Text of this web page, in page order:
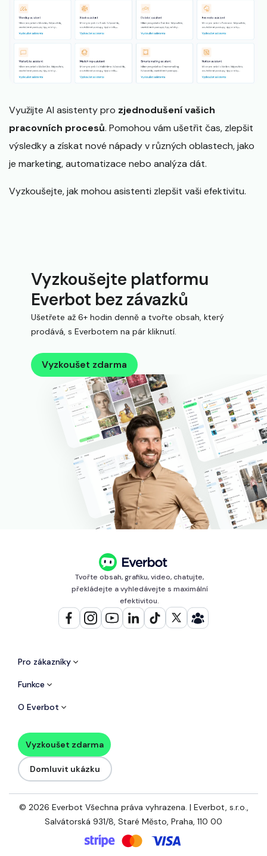
Využijte AI asistenty pro zjednodušení vašich
pracovních procesů. Pomohou vám ušetřit čas, zlepšit
výsledky a získat nové nápady v různých oblastech, jako
je marketing, automatizace nebo analýza dát.
Vyzkoušejte, jak mohou asistenti zlepšit vaši efektivitu.
Vyzkoušejte platformu
Everbot bez závazků
Ušetřete až 6+ hodin denně a tvořte obsah, který
prodává, s Everbotem na pár kliknutí.
Vyzkoušet zdarma
Tvořte obsah, grafiku, video, chatujte,
překládejte a vyhledávejte s maximální
efektivitou.
Pro zákazníky
Funkce
O Everbot
Vyzkoušet zdarma
Domluvit ukázku
© 2026 Everbot Všechna práva vyhrazena. | Everbot, s.r.o.,
Salvátorská 931/8, Staré Město, Praha, 110 00